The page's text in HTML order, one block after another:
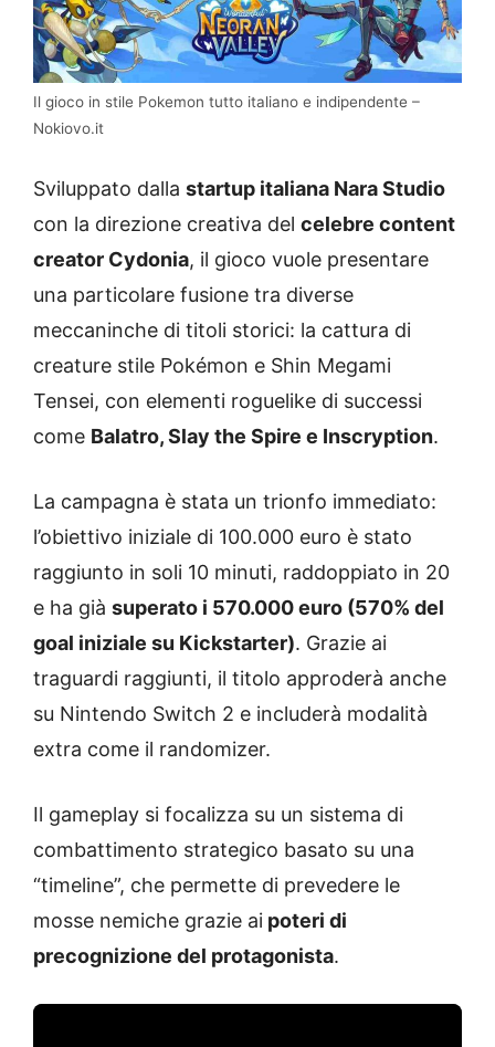
Il gioco in stile Pokemon tutto italiano e indipendente –
Nokiovo.it
Sviluppato dalla startup italiana Nara Studio
con la direzione creativa del celebre content
creator Cydonia, il gioco vuole presentare
una particolare fusione tra diverse
meccaninche di titoli storici: la cattura di
creature stile Pokémon e Shin Megami
Tensei, con elementi roguelike di successi
come Balatro, Slay the Spire e Inscryption.
La campagna è stata un trionfo immediato:
l’obiettivo iniziale di 100.000 euro è stato
raggiunto in soli 10 minuti, raddoppiato in 20
e ha già superato i 570.000 euro (570% del
goal iniziale su Kickstarter). Grazie ai
traguardi raggiunti, il titolo approderà anche
su Nintendo Switch 2 e includerà modalità
extra come il randomizer.
Il gameplay si focalizza su un sistema di
combattimento strategico basato su una
“timeline”, che permette di prevedere le
mosse nemiche grazie ai poteri di
precognizione del protagonista.